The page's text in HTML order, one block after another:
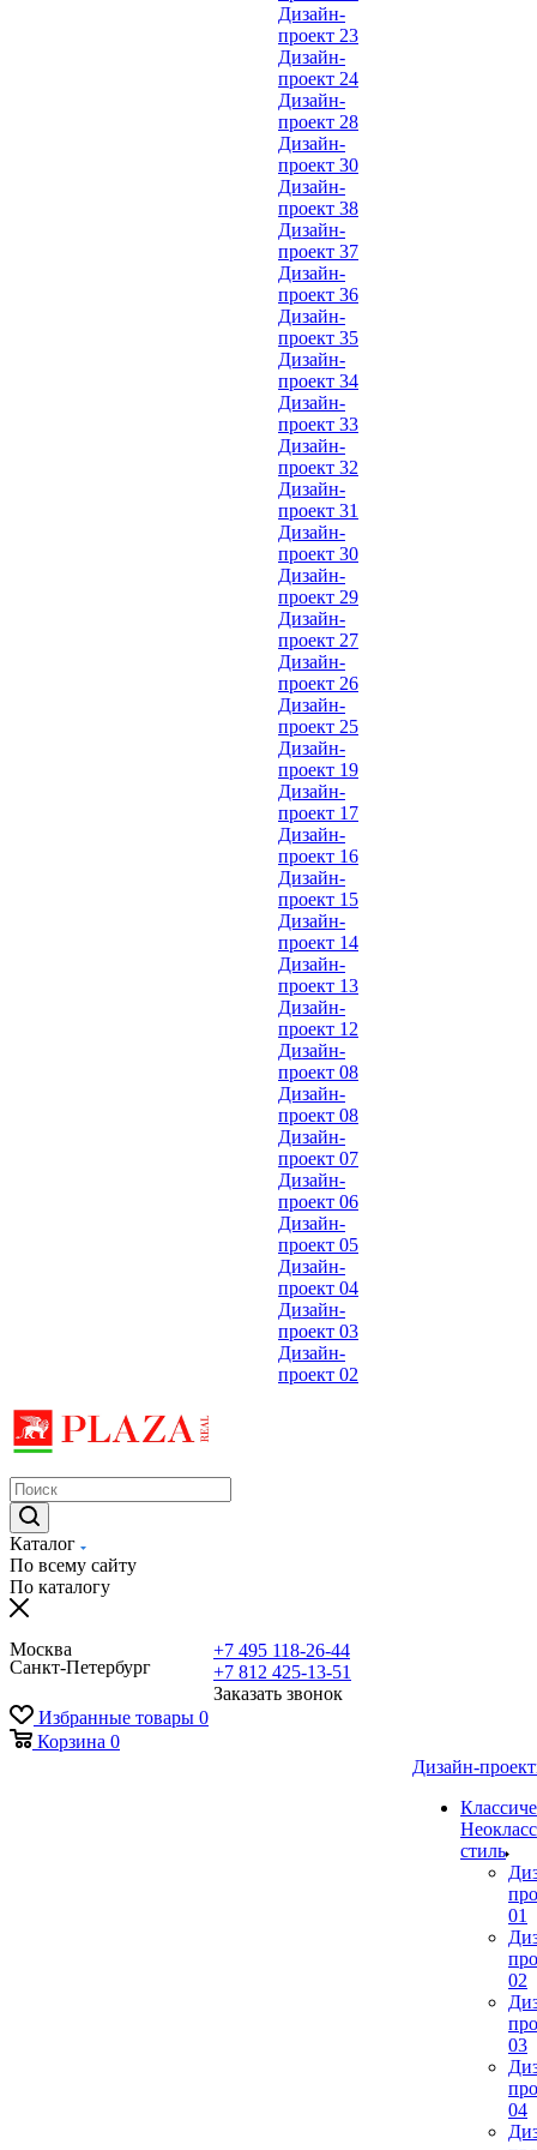
Дизайн-
проект 23
Дизайн-
проект 24
Дизайн-
проект 28
Дизайн-
проект 30
Дизайн-
проект 38
Дизайн-
проект 37
Дизайн-
проект 36
Дизайн-
проект 35
Дизайн-
проект 34
Дизайн-
проект 33
Дизайн-
проект 32
Дизайн-
проект 31
Дизайн-
проект 30
Дизайн-
проект 29
Дизайн-
проект 27
Дизайн-
проект 26
Дизайн-
проект 25
Дизайн-
проект 19
Дизайн-
проект 17
Дизайн-
проект 16
Дизайн-
проект 15
Дизайн-
проект 14
Дизайн-
проект 13
Дизайн-
проект 12
Дизайн-
проект 08
Дизайн-
проект 08
Дизайн-
проект 07
Дизайн-
проект 06
Дизайн-
проект 05
Дизайн-
проект 04
Дизайн-
проект 03
Дизайн-
проект 02
Каталог
По всему сайту
По каталогу
Москва
Санкт-Петербург
+7 495 118-26-44
+7 812 425-13-51
Заказать звонок
Избранные товары 0
Корзина 0
Дизайн-
стиль
01
02
03
04